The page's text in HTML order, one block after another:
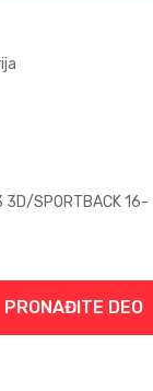
PRONAĐITE DEO